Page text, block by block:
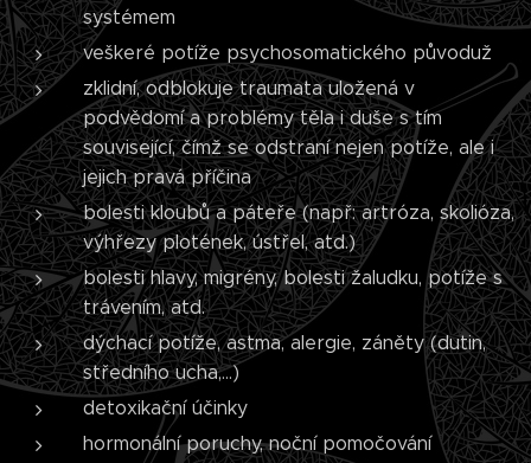
systémem
veškeré potíže psychosomatického původuž
zklidní, odblokuje traumata uložená v
podvědomí a problémy těla i duše s tím
související, čímž se odstraní nejen potíže, ale i
jejich pravá příčina
bolesti kloubů a páteře (např: artróza, skolióza,
výhřezy plotének, ústřel, atd.)
bolesti hlavy, migrény, bolesti žaludku, potíže s
trávením, atd.
dýchací potíže, astma, alergie, záněty (dutin,
středního ucha,...)
detoxikační účinky
hormonální poruchy, noční pomočování